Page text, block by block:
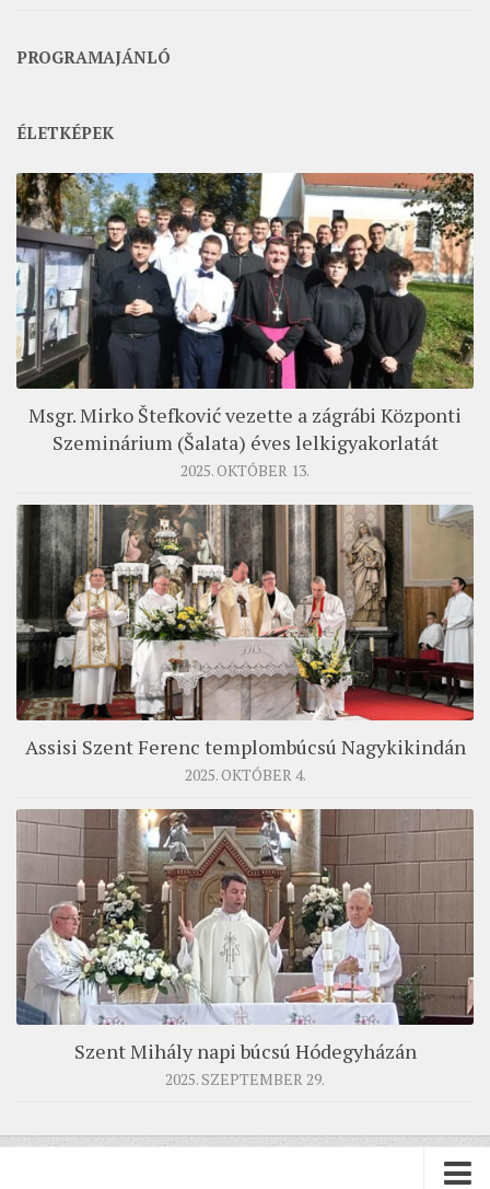
PROGRAMAJÁNLÓ
ÉLETKÉPEK
Msgr. Mirko Štefković vezette a zágrábi Központi
Szeminárium (Šalata) éves lelkigyakorlatát
2025. OKTÓBER 13.
Assisi Szent Ferenc templombúcsú Nagykikindán
2025. OKTÓBER 4.
Szent Mihály napi búcsú Hódegyházán
2025. SZEPTEMBER 29.